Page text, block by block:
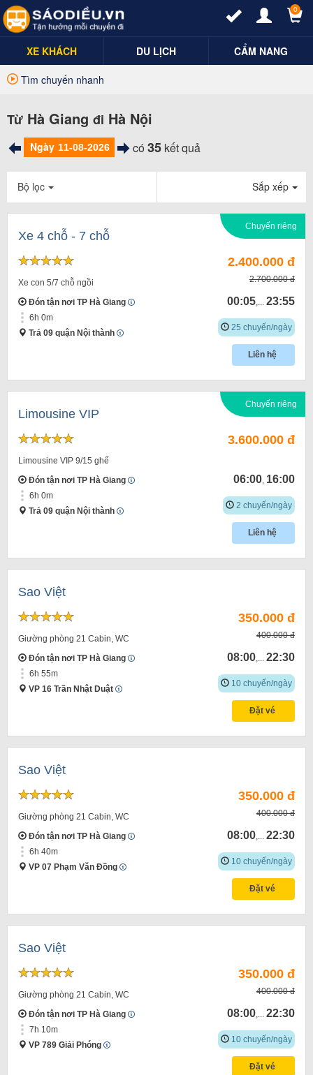
0
XE KHÁCH DU LỊCH CẨM NANG
Tìm chuyến nhanh
Từ Hà Giang đi Hà Nội
Ngày có 35 kết quả
Bộ lọc Sắp xếp
Xe 4 chỗ - 7 chỗ
Xe con 5/7 chỗ ngồi
Đón tận nơi TP Hà Giang
6h 0m
Trả 09 quận Nội thành
Chuyến riêng
2.400.000 đ
2.700.000 đ
00:05 23:55
25 chuyến/ngày
Liên hệ
Limousine VIP
Limousine VIP 9/15 ghế
Đón tận nơi TP Hà Giang
6h 0m
Trả 09 quận Nội thành
Chuyến riêng
3.600.000 đ
06:00 16:00
2 chuyến/ngày
Liên hệ
Sao Việt
Giường phòng 21 Cabin, WC
Đón tận nơi TP Hà Giang
6h 55m
VP 16 Trần Nhật Duật
350.000 đ
400.000 đ
08:00 22:30
10 chuyến/ngày
Đặt vé
Sao Việt
Giường phòng 21 Cabin, WC
Đón tận nơi TP Hà Giang
6h 40m
VP 07 Phạm Văn Đồng
350.000 đ
400.000 đ
08:00 22:30
10 chuyến/ngày
Đặt vé
Sao Việt
Giường phòng 21 Cabin, WC
Đón tận nơi TP Hà Giang
7h 10m
VP 789 Giải Phóng
350.000 đ
400.000 đ
08:00 22:30
10 chuyến/ngày
Đặt vé